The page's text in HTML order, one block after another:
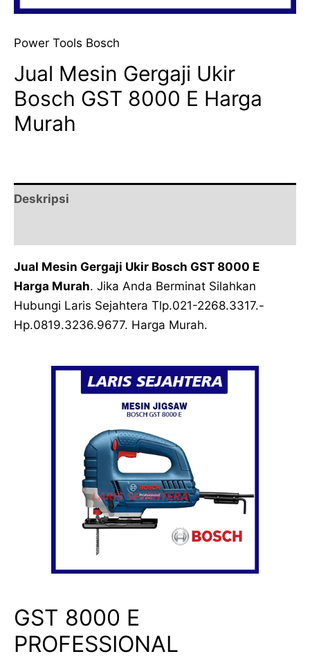
Power Tools Bosch
Jual Mesin Gergaji Ukir
Bosch GST 8000 E Harga
Murah
Deskripsi
Jual Mesin Gergaji Ukir Bosch GST 8000 E
Harga Murah. Jika Anda Berminat Silahkan
Hubungi Laris Sejahtera Tlp.021-2268.3317.-
Hp.0819.3236.9677. Harga Murah.
GST 8000 E
PROFESSIONAL